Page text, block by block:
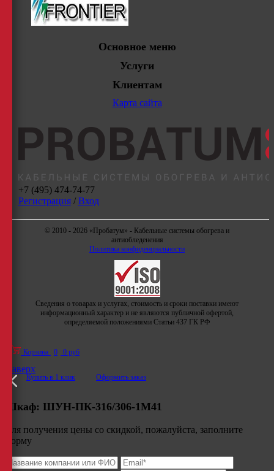
Основное меню
Услуги
Клиентам
Карта сайта
+7 (495) 474-74-77
Регистрация/ Вход
© 2010 - 2026 «Пробатум» - Кабельные системы обогрева и
антиобледенения
Политика конфиденциальности
Сведения о товарах и услугах, стоимость и сроки поставки имеют
информационный характер и не являются публичной офертой,
определяемой положениями Статьи 437 ГК РФ
Корзина 0 0 руб
Купить в 1 клик Оформить заказ
Наверх
Шкаф: ШУН-ПК-316/306-1М41
Для получения цены со скидкой, пожалуйста, заполните
форму